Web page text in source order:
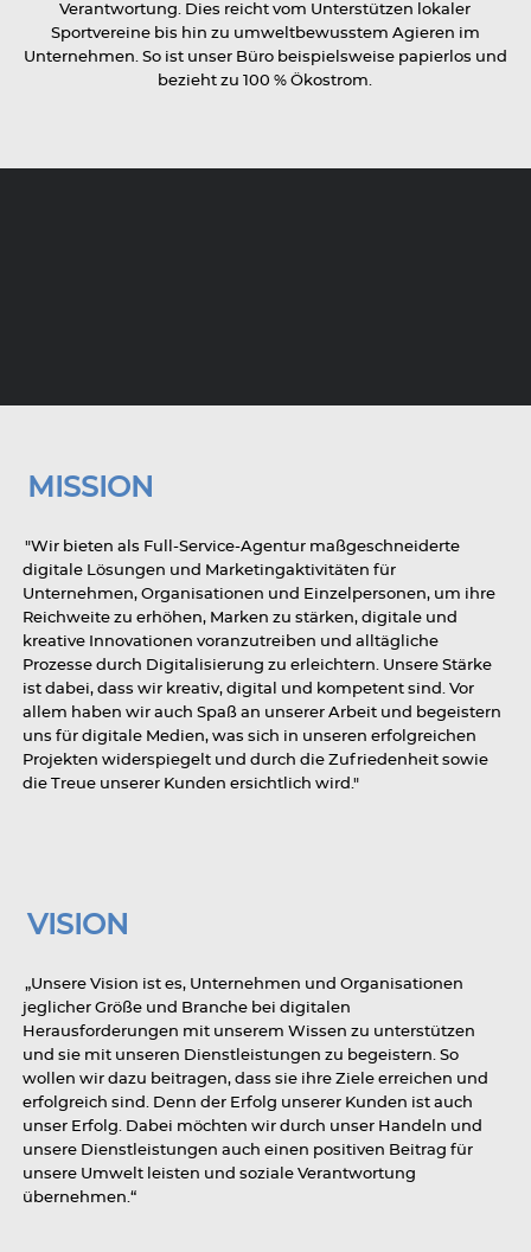
Verantwortung. Dies reicht vom Unterstützen lokaler
Sportvereine bis hin zu umweltbewusstem Agieren im
Unternehmen. So ist unser Büro beispielsweise papierlos und
bezieht zu 100 % Ökostrom.
MISSION
"Wir bieten als Full-Service-Agentur maßgeschneiderte
digitale Lösungen und Marketingaktivitäten für
Unternehmen, Organisationen und Einzelpersonen, um ihre
Reichweite zu erhöhen, Marken zu stärken, digitale und
kreative Innovationen voranzutreiben und alltägliche
Prozesse durch Digitalisierung zu erleichtern. Unsere Stärke
ist dabei, dass wir kreativ, digital und kompetent sind. Vor
allem haben wir auch Spaß an unserer Arbeit und begeistern
uns für digitale Medien, was sich in unseren erfolgreichen
Projekten widerspiegelt und durch die Zufriedenheit sowie
die Treue unserer Kunden ersichtlich wird."
VISION
„Unsere Vision ist es, Unternehmen und Organisationen
jeglicher Größe und Branche bei digitalen
Herausforderungen mit unserem Wissen zu unterstützen
und sie mit unseren Dienstleistungen zu begeistern. So
wollen wir dazu beitragen, dass sie ihre Ziele erreichen und
erfolgreich sind. Denn der Erfolg unserer Kunden ist auch
unser Erfolg. Dabei möchten wir durch unser Handeln und
unsere Dienstleistungen auch einen positiven Beitrag für
unsere Umwelt leisten und soziale Verantwortung
übernehmen.“